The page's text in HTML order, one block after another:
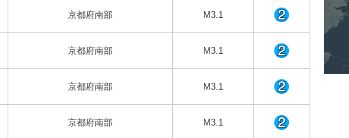
京都府南部 M3.1
京都府南部 M3.1
京都府南部 M3.1
京都府南部 M3.1